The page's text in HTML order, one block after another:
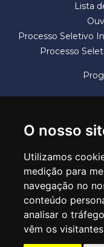
O nosso
Utilizamos
medição para
navegação no
conteúdo
analisar o
vêm os
Lista
Processo Seletivo
Processo
Rua Claudino Barbosa,
Central de